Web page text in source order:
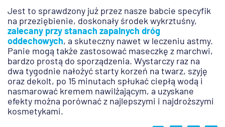
Jest to sprawdzony już przez nasze babcie specyfik
na przeziębienie, doskonały środek wykrztuśny,
zalecany przy stanach zapalnych dróg
oddechowych, a skuteczny nawet w leczeniu astmy.
Panie mogą także zastosować maseczkę z marchwi,
bardzo prostą do sporządzenia. Wystarczy raz na
dwa tygodnie nałożyć starty korzeń na twarz, szyję
oraz dekolt, po 15 minutach spłukać ciepłą wodą i
nasmarować kremem nawilżającym, a uzyskane
efekty można porównać z najlepszymi i najdroższymi
kosmetykami.